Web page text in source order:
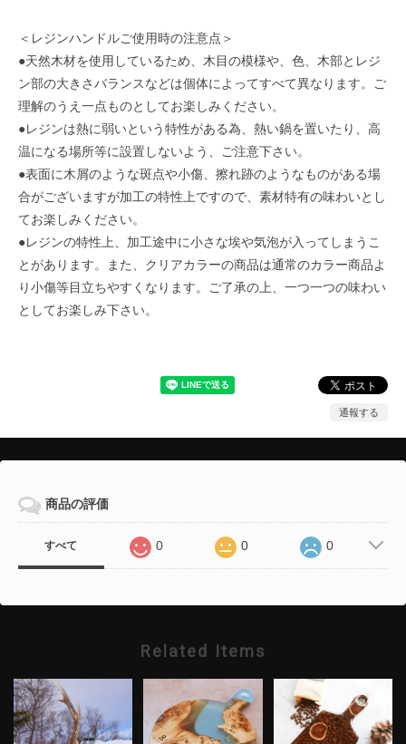
＜レジンハンドルご使用時の注意点＞
●天然木材を使用しているため、木目の模様や、色、木部とレジ
ン部の大きさバランスなどは個体によってすべて異なります。ご
理解のうえ一点ものとしてお楽しみください。
●レジンは熱に弱いという特性がある為、熱い鍋を置いたり、高
温になる場所等に設置しないよう、ご注意下さい。
●表面に木屑のような斑点や小傷、擦れ跡のようなものがある場
合がございますが加工の特性上ですので、素材特有の味わいとし
てお楽しみください。
●レジンの特性上、加工途中に小さな埃や気泡が入ってしまうこ
とがあります。また、クリアカラーの商品は通常のカラー商品よ
り小傷等目立ちやすくなります。ご了承の上、一つ一つの味わい
としてお楽しみ下さい。
通報する
商品の評価
すべて 0 0 0
Related Items